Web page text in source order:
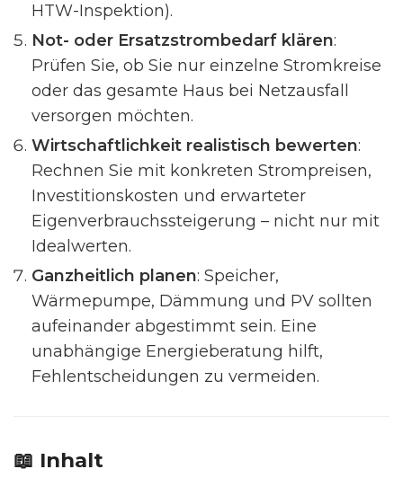
HTW-Inspektion).
Not- oder Ersatzstrombedarf klären:
Prüfen Sie, ob Sie nur einzelne Stromkreise
oder das gesamte Haus bei Netzausfall
versorgen möchten.
Wirtschaftlichkeit realistisch bewerten:
Rechnen Sie mit konkreten Strompreisen,
Investitionskosten und erwarteter
Eigenverbrauchssteigerung – nicht nur mit
Idealwerten.
Ganzheitlich planen: Speicher,
Wärmepumpe, Dämmung und PV sollten
aufeinander abgestimmt sein. Eine
unabhängige Energieberatung hilft,
Fehlentscheidungen zu vermeiden.
📖 Inhalt